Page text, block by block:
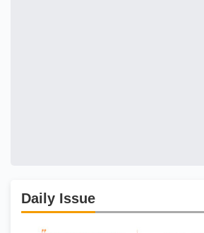
Daily Issue